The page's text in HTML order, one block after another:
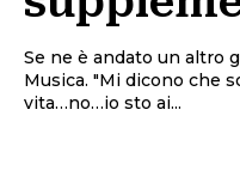
Se ne è andato un altro
Musica. "Mi dicono che sono al secondo tempo della mia
vita…no…io sto ai...